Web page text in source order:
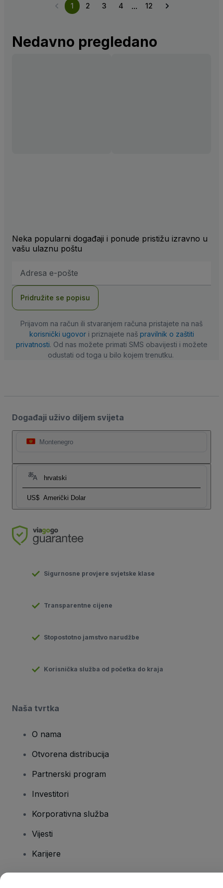
1 2 3 4 ... 12
Nedavno pregledano
Neka popularni događaji i ponude pristižu izravno u
vašu ulaznu poštu
mail
Pridružite se popisu
Prijavom na račun ili stvaranjem računa pristajete na naš
korisnički ugovori priznajete naš pravilnik o zaštiti
privatnosti. Od nas možete primati SMS obavijesti i možete
odustati od toga u bilo kojem trenutku.
Događaji uživo diljem svijeta
Montenegro
hrvatski
US$ Američki Dolar
Sigurnosne provjere svjetske klase
Transparentne cijene
Stopostotno jamstvo narudžbe
Korisnička služba od početka do kraja
Naša tvrtka
O nama
Otvorena distribucija
Partnerski program
Investitori
Korporativna služba
Vijesti
Karijere